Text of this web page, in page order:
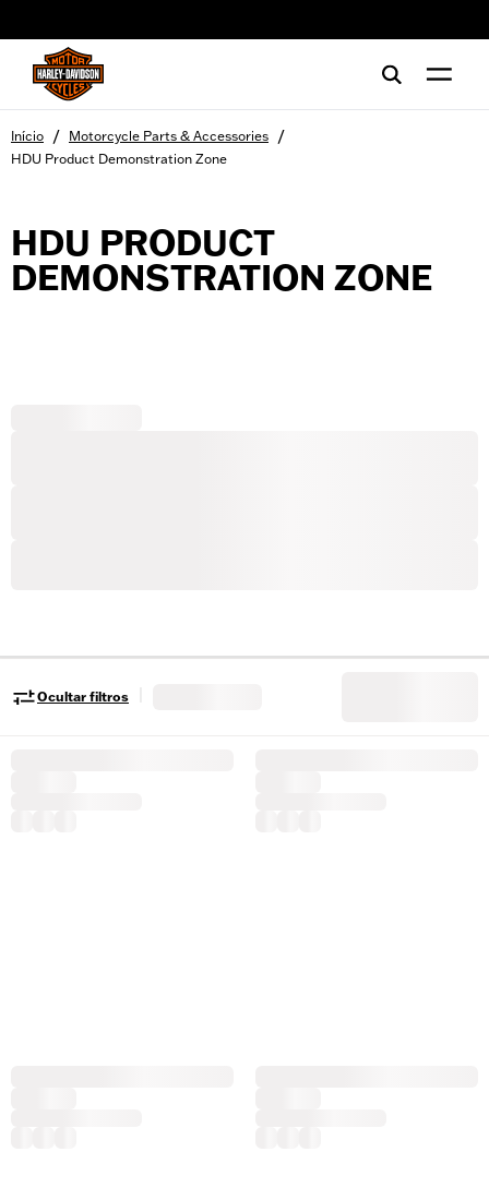
Início / Motorcycle Parts & Accessories /
HDU Product Demonstration Zone
HDU PRODUCT
DEMONSTRATION ZONE
Ocultar filtros